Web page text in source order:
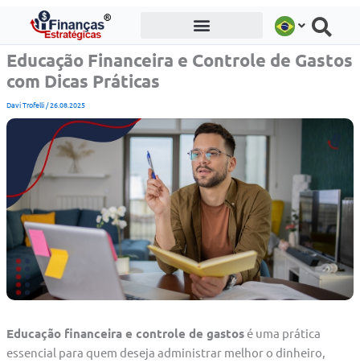
conteúdo
Educação Financeira e Controle de Gastos
com Dicas Práticas
Davi Trofelli/26.08.2025
Educação financeira e controle de gastosé uma prática
essencial para quem deseja administrar melhor o dinheiro,